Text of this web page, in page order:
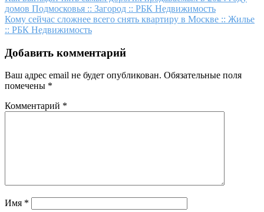
по
записям
домов Подмосковья :: Загород :: РБК Недвижимость
Кому сейчас сложнее всего снять квартиру в Москве :: Жилье
:: РБК Недвижимость
Добавить комментарий
Ваш адрес email не будет опубликован. Обязательные поля
помечены *
Комментарий *
Имя *